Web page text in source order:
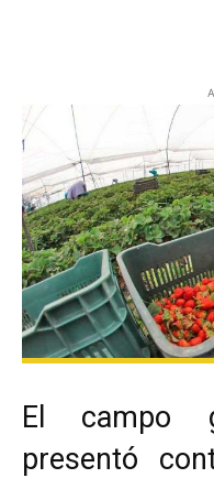
El campo
presentó